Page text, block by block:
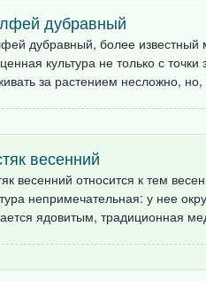
дубравный
дубравный, более известный
культура не только с
за растением несложно,
весенний
весенний относится к тем
непримечательная: у нее
ядовитым, традиционная